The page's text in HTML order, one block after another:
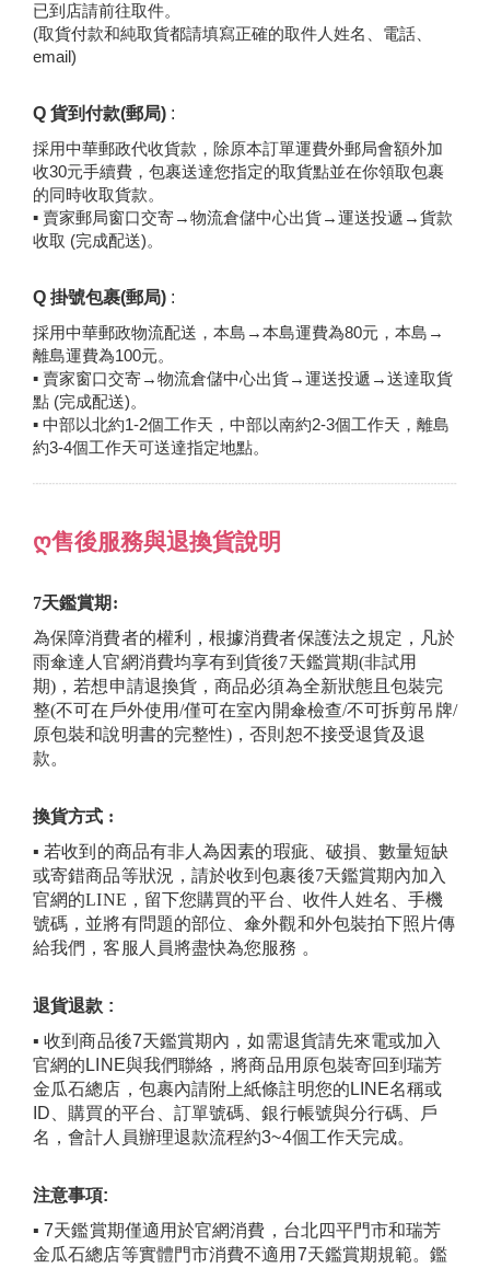
已到店請前往取件。
(取貨付款和純取貨都請填寫正確的取件人姓名、電話、
email)
Q 貨到付款(郵局) :
採用中華郵政代收貨款，除原本訂單運費外郵局會額外加
收30元手續費，包裹送達您指定的取貨點並在你領取包裹
的同時收取貨款。
▪ 賣家郵局窗口交寄→物流倉儲中心出貨→運送投遞→貨款
收取 (完成配送)。
Q 掛號包裹(郵局) :
採用中華郵政物流配送，本島→本島運費為80元，本島→
離島運費為100元。
▪ 賣家窗口交寄→物流倉儲中心出貨→運送投遞→送達取貨
點 (完成配送)。
▪ 中部以北約1-2個工作天，中部以南約2-3個工作天，離島
約3-4個工作天可送達指定地點。
ღ售後服務與退換貨說明
7天鑑賞期:
為保障消費者的權利，根據消費者保護法之規定，凡於
雨傘達人官網消費均享有到貨後7天鑑賞期(非試用
期)，若想申請退換貨，商品必須為全新狀態且包裝完
整(不可在戶外使用/僅可在室內開傘檢查/不可拆剪吊牌/
原包裝和說明書的完整性)，否則恕不接受退貨及退
款。
換貨方式 :
▪ 若收到的商品有非人為因素的瑕疵、破損、數量短缺
或寄錯商品等狀況，請於收到包裹後7天鑑賞期內加入
官網的LINE，留下您購買的平台、收件人姓名、手機
號碼，並將有問題的部位、傘外觀和外包裝拍下照片傳
給我們，客服人員將盡快為您服務 。
退貨退款 :
▪ 收到商品後7天鑑賞期內，如需退貨請先來電或加入
官網的LINE與我們聯絡，將商品用原包裝寄回到瑞芳
金瓜石總店，包裹內請附上紙條註明您的LINE名稱或
ID、購買的平台、訂單號碼、銀行帳號與分行碼、戶
名，會計人員辦理退款流程約3~4個工作天完成。
注意事項:
▪ 7天鑑賞期僅適用於官網消費，台北四平門市和瑞芳
金瓜石總店等實體門市消費不適用7天鑑賞期規範。鑑